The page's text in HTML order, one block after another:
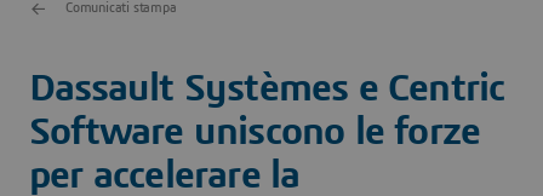
Comunicati stampa
Dassault Systèmes e Centric
Software uniscono le forze
per accelerare la